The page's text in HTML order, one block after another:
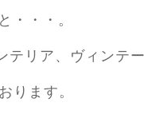
・・・。
リア、ヴィンテ
ります。